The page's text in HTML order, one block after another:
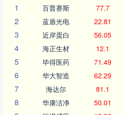
1
百普赛斯 77.7
2 蓝盾光电 22.81
3 近岸蛋白 56.05
4 海正生材 12.1
5 毕得医药 71.49
6 华大智造 62.29
7 海达尔 81.1
8 华康洁净 50.01